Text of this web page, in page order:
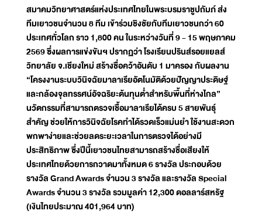
สมาคมวิทยาศาสตร์แห่งประเทศไทยในพระบรมราชูปถัมภ์ ส่ง
ทีมเยาวชนจำนวน 8 ทีม เข้าร่วมชิงชัยกับทีมเยาวชนกว่า 60
ประเทศทั่วโลก ราว 1,800 คน ในระหว่างวันที่ 9 - 15 พฤษภาคม
2569 ซึ่งผลการแข่งขันฯ ปรากฏว่า โรงเรียนปรินส์รอยแยลส์
วิทยาลัย จ.เชียงใหม่ สร้างชื่อคว้าอันดับ 1 มาครอง กับผลงาน
“โครงงานระบบวินิจฉัยมาลาเรียอัตโนมัติด้วยปัญญาประดิษฐ์
และกล้องจุลทรรศน์อัจฉริยะต้นทุนต่ำสำหรับพื้นที่ห่างไกล”
นวัตกรรมที่สามารถตรวจเชื้อมาลาเรียได้ครบ 5 สายพันธุ์
สำคัญ ช่วยให้การวินิจฉัยโรคทำได้รวดเร็วแม่นยำ ใช้งานสะดวก
พกพาง่ายและช่วยลดระยะเวลาในการตรวจได้อย่างมี
ประสิทธิภาพ ซึ่งปีนี้เยาวชนไทยสามารถสร้างชื่อเสียงให้
ประเทศไทยด้วยการกวาดมาทั้งหมด 6 รางวัล ประกอบด้วย
รางวัล Grand Awards จำนวน 3 รางวัล และรางวัล Special
Awards จำนวน 3 รางวัล รวมมูลค่า 12,300 ดอลลาร์สหรัฐ
(เงินไทยประมาณ 401,964 บาท)